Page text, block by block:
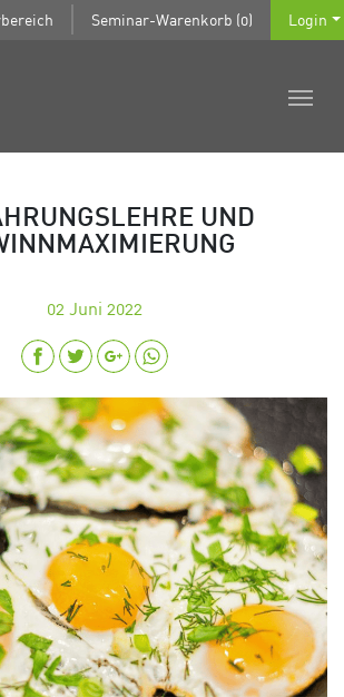
Seminar-Warenkorb (0) Login
UND
02 Juni 2022